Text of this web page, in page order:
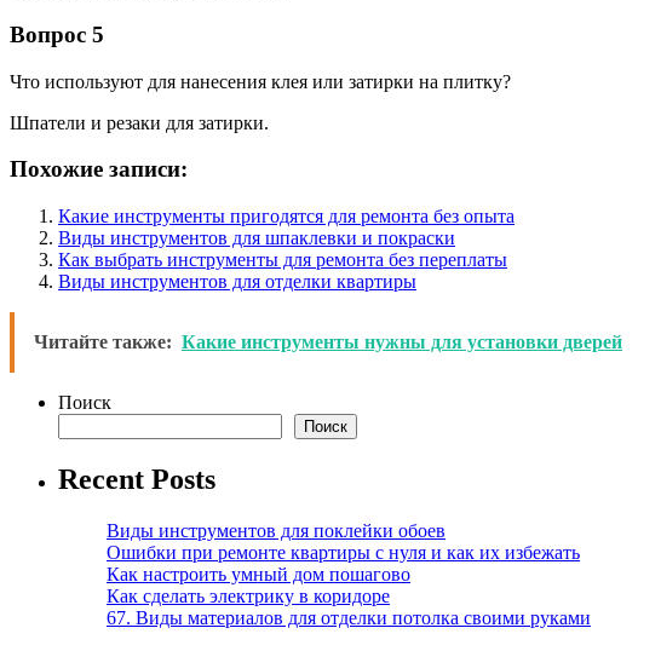
Вопрос 5
Что используют для нанесения клея или затирки на плитку?
Шпатели и резаки для затирки.
Похожие записи:
Какие инструменты пригодятся для ремонта без опыта
Виды инструментов для шпаклевки и покраски
Как выбрать инструменты для ремонта без переплаты
Виды инструментов для отделки квартиры
Читайте также: Какие инструменты нужны для установки дверей
Поиск
Поиск
Recent Posts
Виды инструментов для поклейки обоев
Ошибки при ремонте квартиры с нуля и как их избежать
Как настроить умный дом пошагово
Как сделать электрику в коридоре
67. Виды материалов для отделки потолка своими руками